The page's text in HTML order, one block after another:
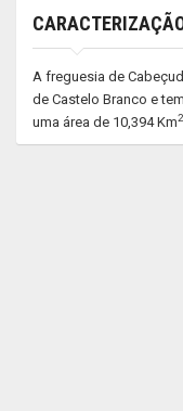
A freguesia de
de Castelo Branco e
uma área de 10,394 Km2